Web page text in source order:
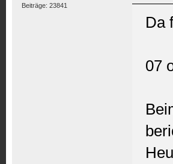
Beiträge: 23841
Da
07